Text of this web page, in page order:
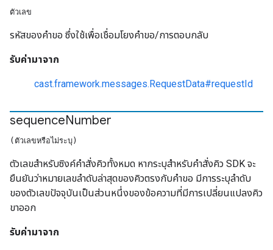
ตัวเลข
รหัสของคำขอ ซึ่งใช้เพื่อเชื่อมโยงคำขอ/การตอบกลับ
รับค่ามาจาก
cast.framework.messages.RequestData#requestId
sequenceNumber
(ตัวเลขหรือไม่ระบุ)
ตัวเลขสำหรับซิงค์คำสั่งคิวทั้งหมด หากระบุสำหรับคำสั่งคิว SDK จะ
ยืนยันว่าหมายเลขลำดับล่าสุดของคิวตรงกับคำขอ มีการระบุลำดับ
ของตัวเลขปัจจุบันเป็นส่วนหนึ่งของข้อความที่มีการเปลี่ยนแปลงคิว
ขาออก
รับค่ามาจาก